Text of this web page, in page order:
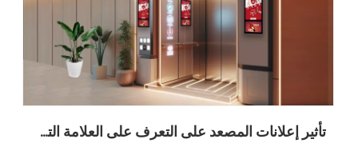
تأثير إعلانات المصعد على التعرف على العلامة التجارية